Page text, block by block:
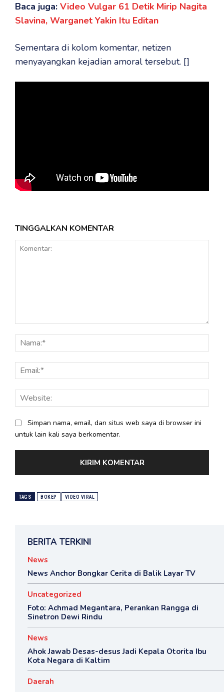
Baca juga: Video Vulgar 61 Detik Mirip Nagita
Slavina, Warganet Yakin Itu Editan
Sementara di kolom komentar, netizen
menyayangkan kejadian amoral tersebut. []
TINGGALKAN KOMENTAR
Simpan nama, email, dan situs web saya di browser ini
untuk lain kali saya berkomentar.
TAGS BOKEP VIDEO VIRAL
BERITA TERKINI
News
News Anchor Bongkar Cerita di Balik Layar TV
Uncategorized
Foto: Achmad Megantara, Perankan Rangga di
Sinetron Dewi Rindu
News
Ahok Jawab Desas-desus Jadi Kepala Otorita Ibu
Kota Negara di Kaltim
Daerah